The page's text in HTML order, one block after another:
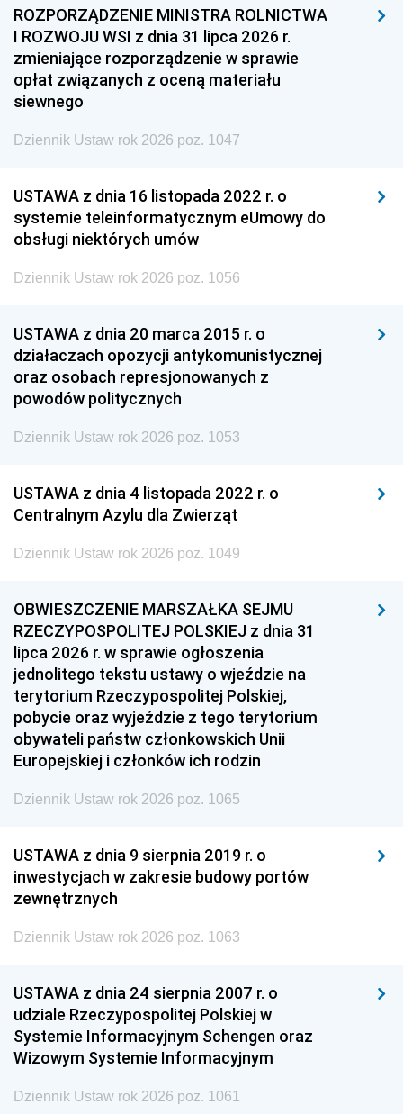
ROZPORZĄDZENIE MINISTRA ROLNICTWA
I ROZWOJU WSI z dnia 31 lipca 2026 r.
zmieniające rozporządzenie w sprawie
opłat związanych z oceną materiału
siewnego
Dziennik Ustaw rok 2026 poz. 1047
USTAWA z dnia 16 listopada 2022 r. o
systemie teleinformatycznym eUmowy do
obsługi niektórych umów
Dziennik Ustaw rok 2026 poz. 1056
USTAWA z dnia 20 marca 2015 r. o
działaczach opozycji antykomunistycznej
oraz osobach represjonowanych z
powodów politycznych
Dziennik Ustaw rok 2026 poz. 1053
USTAWA z dnia 4 listopada 2022 r. o
Centralnym Azylu dla Zwierząt
Dziennik Ustaw rok 2026 poz. 1049
OBWIESZCZENIE MARSZAŁKA SEJMU
RZECZYPOSPOLITEJ POLSKIEJ z dnia 31
lipca 2026 r. w sprawie ogłoszenia
jednolitego tekstu ustawy o wjeździe na
terytorium Rzeczypospolitej Polskiej,
pobycie oraz wyjeździe z tego terytorium
obywateli państw członkowskich Unii
Europejskiej i członków ich rodzin
Dziennik Ustaw rok 2026 poz. 1065
USTAWA z dnia 9 sierpnia 2019 r. o
inwestycjach w zakresie budowy portów
zewnętrznych
Dziennik Ustaw rok 2026 poz. 1063
USTAWA z dnia 24 sierpnia 2007 r. o
udziale Rzeczypospolitej Polskiej w
Systemie Informacyjnym Schengen oraz
Wizowym Systemie Informacyjnym
Dziennik Ustaw rok 2026 poz. 1061